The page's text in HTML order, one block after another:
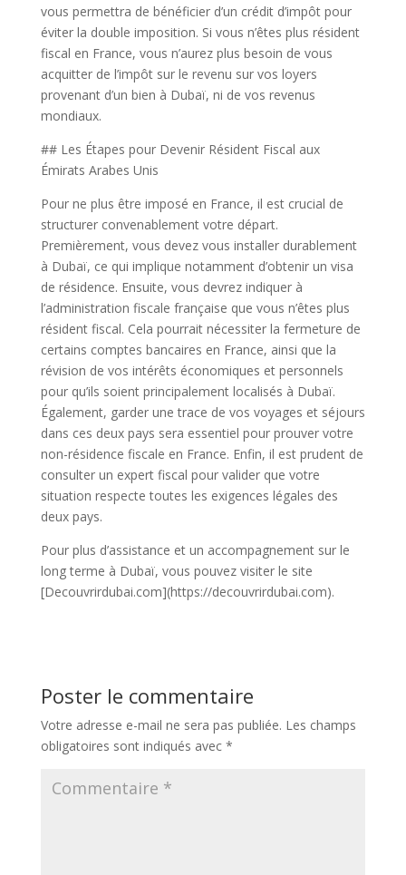
vous permettra de bénéficier d’un crédit d’impôt pour
éviter la double imposition. Si vous n’êtes plus résident
fiscal en France, vous n’aurez plus besoin de vous
acquitter de l’impôt sur le revenu sur vos loyers
provenant d’un bien à Dubaï, ni de vos revenus
mondiaux.
## Les Étapes pour Devenir Résident Fiscal aux
Émirats Arabes Unis
Pour ne plus être imposé en France, il est crucial de
structurer convenablement votre départ.
Premièrement, vous devez vous installer durablement
à Dubaï, ce qui implique notamment d’obtenir un visa
de résidence. Ensuite, vous devrez indiquer à
l’administration fiscale française que vous n’êtes plus
résident fiscal. Cela pourrait nécessiter la fermeture de
certains comptes bancaires en France, ainsi que la
révision de vos intérêts économiques et personnels
pour qu’ils soient principalement localisés à Dubaï.
Également, garder une trace de vos voyages et séjours
dans ces deux pays sera essentiel pour prouver votre
non-résidence fiscale en France. Enfin, il est prudent de
consulter un expert fiscal pour valider que votre
situation respecte toutes les exigences légales des
deux pays.
Pour plus d’assistance et un accompagnement sur le
long terme à Dubaï, vous pouvez visiter le site
[Decouvrirdubai.com](https://decouvrirdubai.com).
Poster le commentaire
Votre adresse e-mail ne sera pas publiée. Les champs
obligatoires sont indiqués avec *